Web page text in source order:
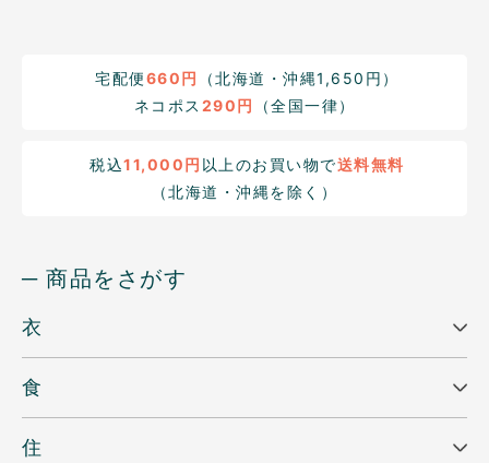
宅配便660円
（北海道・沖縄1,650円）
ネコポス 290円 （全国一律）
税込11,000円 以上のお買い物で送料無料
（北海道・沖縄を除く）
─ 商品をさがす
衣
食
住